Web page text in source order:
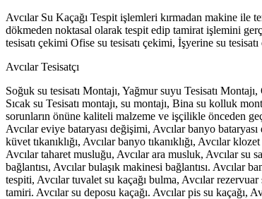
Avcılar Su Kaçağı Tespit işlemleri kırmadan makine ile
dökmeden noktasal olarak tespit edip tamirat işlemini
tesisatı çekimi Ofise su tesisatı çekimi, İşyerine su
Avcılar Tesisatçı
Soğuk su tesisatı Montajı, Yağmur suyu Tesisatı
Sıcak su Tesisatı montajı, su montajı, Bina su kolluk
sorunların önüne kaliteli malzeme ve işçilikle önceden
Avcılar eviye bataryası değişimi, Avcılar banyo
küvet tıkanıklığı, Avcılar banyo tıkanıklığı, Avcılar
Avcılar taharet musluğu, Avcılar ara musluk, Avcılar su
bağlantısı, Avcılar bulaşık makinesi bağlantısı. Avcılar
tespiti, Avcılar tuvalet su kaçağı bulma, Avcılar
tamiri. Avcılar su deposu kaçağı. Avcılar pis su kaçağı,